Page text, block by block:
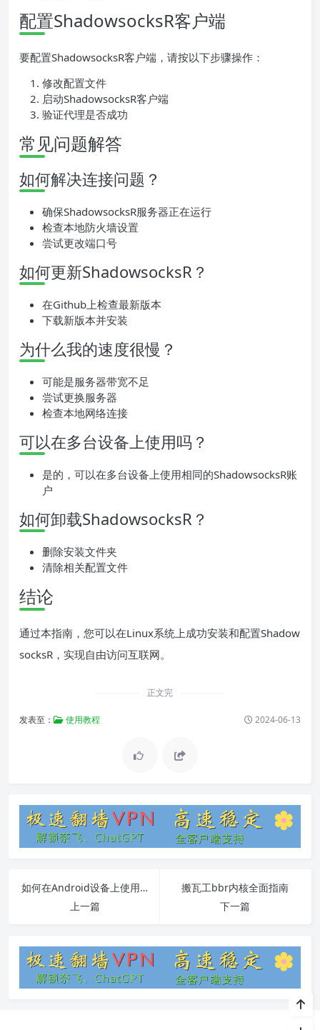
配置ShadowsocksR客户端
要配置ShadowsocksR客户端，请按以下步骤操作：
修改配置文件
启动ShadowsocksR客户端
验证代理是否成功
常见问题解答
如何解决连接问题？
确保ShadowsocksR服务器正在运行
检查本地防火墙设置
尝试更改端口号
如何更新ShadowsocksR？
在Github上检查最新版本
下载新版本并安装
为什么我的速度很慢？
可能是服务器带宽不足
尝试更换服务器
检查本地网络连接
可以在多台设备上使用吗？
是的，可以在多台设备上使用相同的ShadowsocksR账
户
如何卸载ShadowsocksR？
删除安装文件夹
清除相关配置文件
结论
通过本指南，您可以在Linux系统上成功安装和配置Shadow
socksR，实现自由访问互联网。
正文完
发表至： 使用教程 2024-06-13
如何在Android设备上使用Shadowsocks-RSS客户端
上一篇
搬瓦工bbr内核全面指南
下一篇